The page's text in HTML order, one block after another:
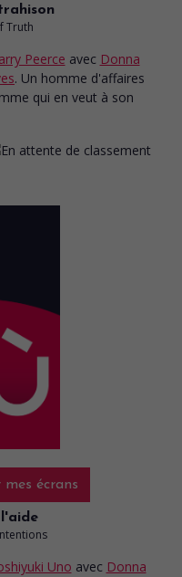
Truth
Peerce avec Donna
. Un homme d'affaires
qui en veut à son
mes écrans
Uno avec Donna